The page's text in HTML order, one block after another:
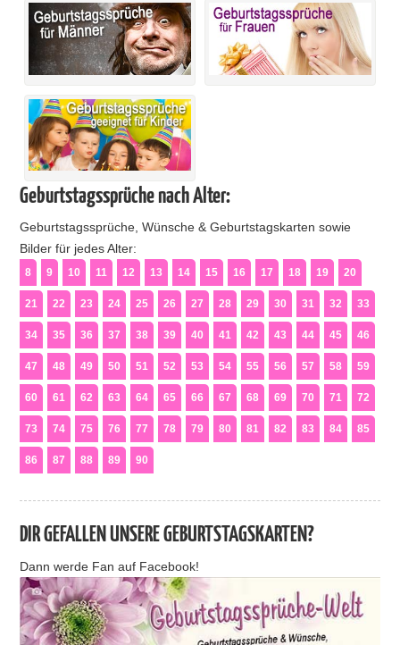
Geburtstagssprüche nach Alter:
Geburtstagssprüche, Wünsche & Geburtstagskarten sowie
Bilder für jedes Alter:
8 9 10 11 12 13 14 15 16 17 18 19 20
21 22 23 24 25 26 27 28 29 30 31 32 33
34 35 36 37 38 39 40 41 42 43 44 45 46
47 48 49 50 51 52 53 54 55 56 57 58 59
60 61 62 63 64 65 66 67 68 69 70 71 72
73 74 75 76 77 78 79 80 81 82 83 84 85
86 87 88 89 90
DIR GEFALLEN UNSERE GEBURTSTAGSKARTEN?
Dann werde Fan auf Facebook!